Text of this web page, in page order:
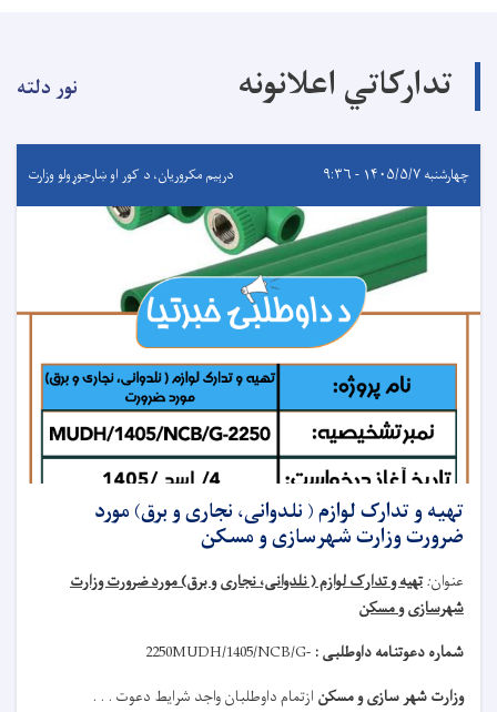
تدارکاتي اعلانونه نور دلته
چهارشنبه ۱۴۰۵/۵/۷ - ۹:۳۶ درېيم مکروریان، د کور او ښارجوړولو وزارت
تهیه و تدارک لوازم ( نلدوانی، نجاری و برق) مورد
ضرورت وزارت شهرسازی و مسکن
عنوان:تهیه و تدارک لوازم ( نلدوانی، نجاری و برق) مورد ضرورت وزارت
شهرسازی و مسکن
شماره دعوتنامه داوطلبی : MUDH/1405/NCB/G-
2250
وزارت شهر سازی و مسکن ازتمام داوطلبان واجد شرایط دعوت . . .